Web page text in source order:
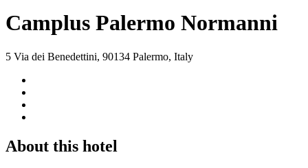
Camplus Palermo Normanni
5 Via dei Benedettini, 90134 Palermo, Italy
About this hotel